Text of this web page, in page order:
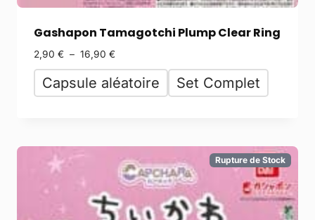
Gashapon Tamagotchi Plump Clear Ring
2,90 € – 16,90 €
Capsule aléatoire Set Complet
Rupture de Stock